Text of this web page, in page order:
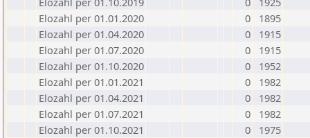
Elozahl per 01.01.2020
0
1895
Elozahl per 01.04.2020
0
1915
Elozahl per 01.07.2020
0
1915
Elozahl per 01.10.2020
0
1952
Elozahl per 01.01.2021
0
1982
Elozahl per 01.04.2021
0
1982
Elozahl per 01.07.2021
0
1982
Elozahl per 01.10.2021
0
1975